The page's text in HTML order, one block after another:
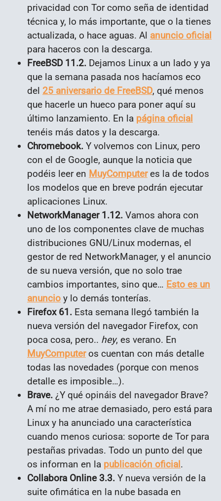
privacidad con Tor como seña de identidad
técnica y, lo más importante, que o la tienes
actualizada, o hace aguas. Al anuncio oficial
para haceros con la descarga.
FreeBSD 11.2. Dejamos Linux a un lado y ya
que la semana pasada nos hacíamos eco
del 25 aniversario de FreeBSD, qué menos
que hacerle un hueco para poner aquí su
último lanzamiento. En la página oficial
tenéis más datos y la descarga.
Chromebook. Y volvemos con Linux, pero
con el de Google, aunque la noticia que
podéis leer en MuyComputeres la de todos
los modelos que en breve podrán ejecutar
aplicaciones Linux.
NetworkManager 1.12. Vamos ahora con
uno de los componentes clave de muchas
distribuciones GNU/Linux modernas, el
gestor de red NetworkManager, y el anuncio
de su nueva versión, que no solo trae
cambios importantes, sino que… Esto es un
anuncio y lo demás tonterías.
Firefox 61. Esta semana llegó también la
nueva versión del navegador Firefox, con
poca cosa, pero.. hey, es verano. En
MuyComputeros cuentan con más detalle
todas las novedades (porque con menos
detalle es imposible…).
Brave. ¿Y qué opináis del navegador Brave?
A mí no me atrae demasiado, pero está para
Linux y ha anunciado una característica
cuando menos curiosa: soporte de Tor para
pestañas privadas. Todo un punto del que
os informan en la publicación oficial.
Collabora Online 3.3. Y nueva versión de la
suite ofimática en la nube basada en